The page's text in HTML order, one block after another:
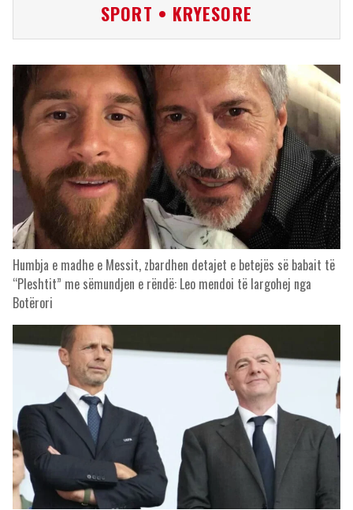
SPORT • KRYESORE
Humbja e madhe e Messit, zbardhen detajet e betejës së babait të
“Pleshtit” me sëmundjen e rëndë: Leo mendoi të largohej nga
Botërori